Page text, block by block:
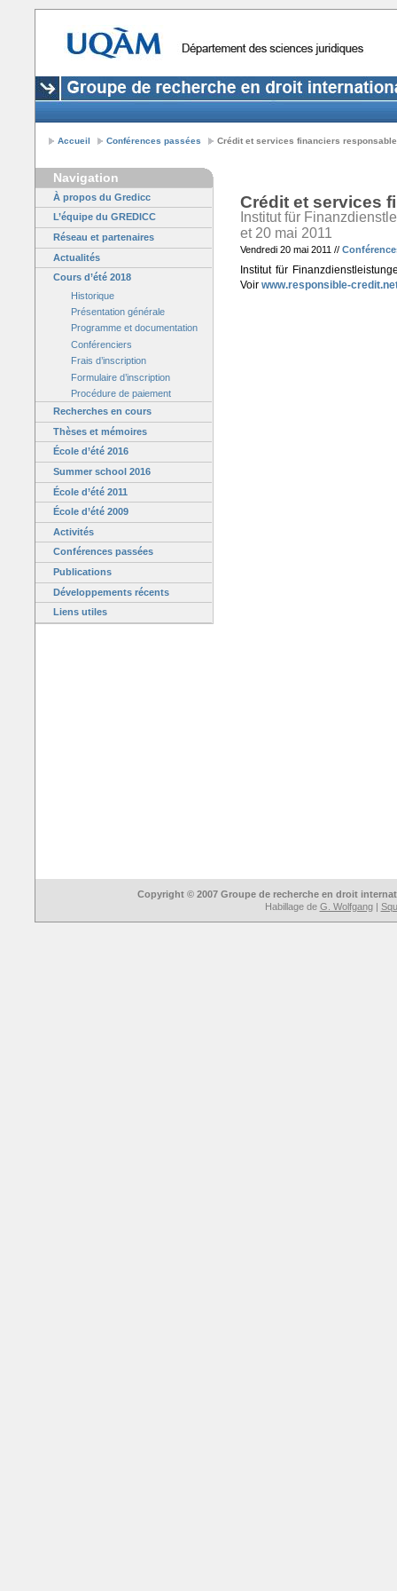
Accueil Conférences passées Crédit et services financiers
Navigation
À propos du Gredicc
L’équipe du GREDICC
Réseau et partenaires
Actualités
Cours d’été 2018
Historique
Présentation générale
Programme et documentation
Conférenciers
Frais d’inscription
Formulaire d’inscription
Procédure de paiement
Recherches en cours
Thèses et mémoires
École d’été 2016
Summer school 2016
École d’été 2011
École d’été 2009
Activités
Conférences passées
Publications
Développements récents
Liens utiles
Crédit et services
Institut für
et 20 mai 2011
Vendredi 20 mai 2011 //
Institut für
Voir www.responsible-
Copyright © 2007 Groupe de recherche en droit
Habillage de G. Wolfgang|